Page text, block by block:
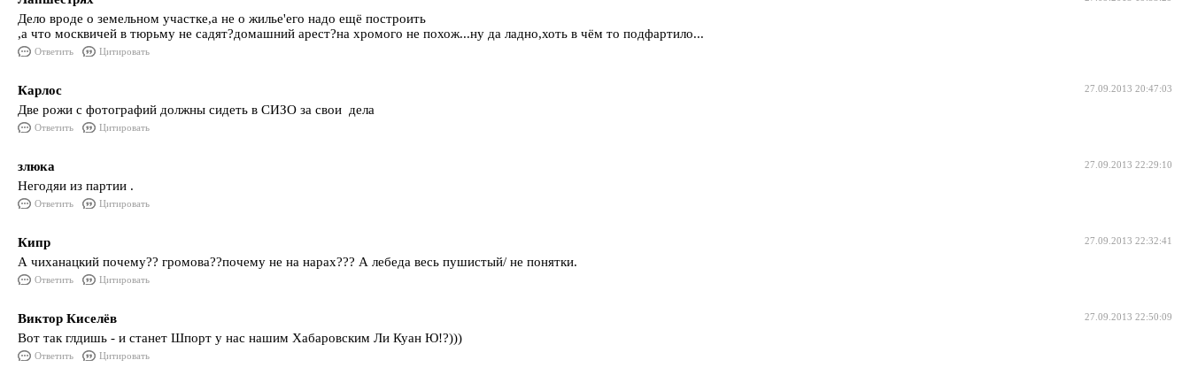
Дело вроде о земельном участке,а не о жилье'его надо ещё построить
,а что москвичей в тюрьму не садят?домашний арест?на хромого не похож...ну да ладно,хоть в чём то подфартило...
Ответить Цитировать
27.09.2013 20:47:03
Карлос
Две рожи с фотографий должны сидеть в СИЗО за свои дела
Ответить Цитировать
27.09.2013 22:29:10
злюка
Негодяи из партии .
Ответить Цитировать
27.09.2013 22:32:41
Кипр
А чиханацкий почему?? громова??почему не на нарах??? А лебеда весь пушистый/ не понятки.
Ответить Цитировать
27.09.2013 22:50:09
Виктор Киселёв
Вот так глдишь - и станет Шпорт у нас нашим Хабаровским Ли Куан Ю!?)))
Ответить Цитировать